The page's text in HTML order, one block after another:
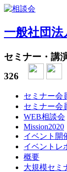
一般社団
セミナー・講
326
セミナー会
セミナー会
WEB相談会
Mission2020
イベント開
イベントレ
概要
大規模セミ